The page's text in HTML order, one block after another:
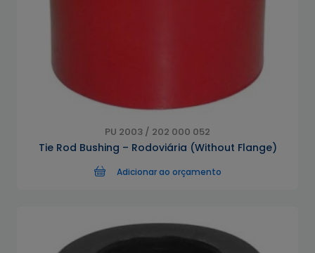
PU 2003 / 202 000 052
Tie Rod Bushing – Rodoviária (Without Flange)
Adicionar ao orçamento